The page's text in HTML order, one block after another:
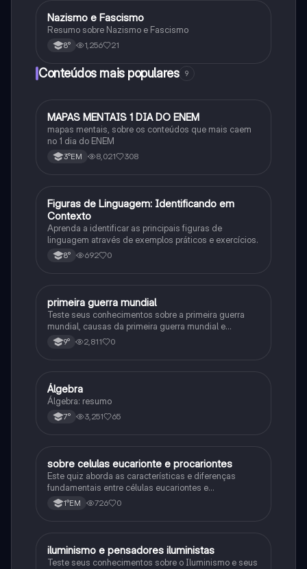
História
Nazismo e Fascismo
Resumo sobre Nazismo e Fascismo
8° 1,256 21
Conteúdos mais populares 9
Português
MAPAS MENTAIS 1 DIA DO ENEM
mapas mentais, sobre os conteúdos que mais caem
no 1 dia do ENEM
3°EM 8,021 308
FPortuguês
Figuras de Linguagem: Identificando em
Contexto
Aprenda a identificar as principais figuras de
linguagem através de exemplos práticos e exercícios.
8° 692 0
História
primeira guerra mundial
Teste seus conhecimentos sobre a primeira guerra
mundial, causas da primeira guerra mundial e
consequências da Primeira Guerra Mundial, fases da
primeira guerra mundial
9° 2,811 0
Matematica
Álgebra
Álgebra: resumo
7° 3,251 65
Biologia
sobre celulas eucarionte e procariontes
Este quiz aborda as características e diferenças
fundamentais entre células eucariontes e
procariontes.
1°EM 726 0
História
iluminismo e pensadores iluministas
Teste seus conhecimentos sobre o Iluminismo e seus